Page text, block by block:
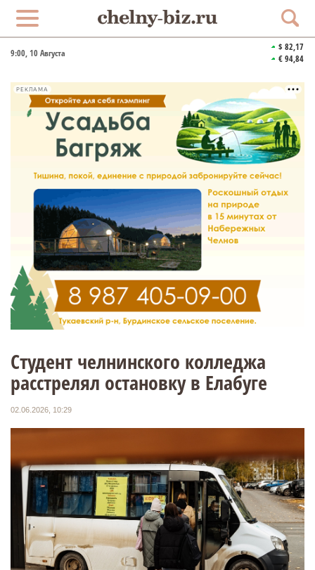
9:00, 10 Августа
$ 82,17
€ 94,84
РЕКЛАМА
Студент челнинского колледжа
расстрелял остановку в Елабуге
02.06.2026, 10:29